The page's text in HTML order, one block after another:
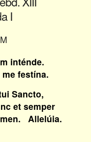
I
inténde.
festína.
Sancto,
et semper
Allelúia.